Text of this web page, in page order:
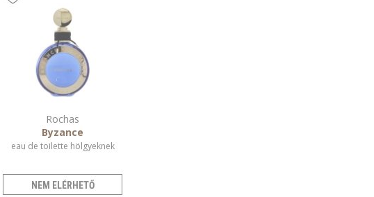
Rochas
Byzance
eau de toilette hölgyeknek
NEM ELÉRHETŐ